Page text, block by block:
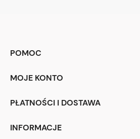
POMOC
MOJE KONTO
PŁATNOŚCI I DOSTAWA
INFORMACJE